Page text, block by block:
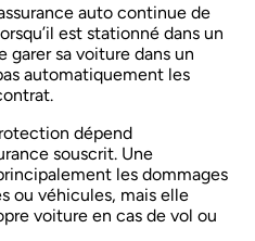
auto continue de
est stationné dans un
garer sa voiture dans un
automatiquement les
dépend
souscrit. Une
les dommages
ou véhicules, mais elle
voiture en cas de vol ou